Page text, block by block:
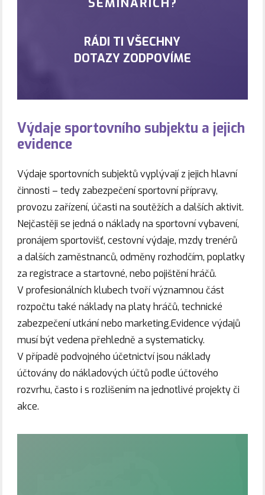
SEMINÁŘÍCH?
RÁDI TI VŠECHNY
DOTAZY ZODPOVÍME
Výdaje sportovního subjektu a jejich
evidence
Výdaje sportovních subjektů vyplývají z jejich hlavní
činnosti – tedy zabezpečení sportovní přípravy,
provozu zařízení, účasti na soutěžích a dalších aktivit.
Nejčastěji se jedná o náklady na sportovní vybavení,
pronájem sportovišť, cestovní výdaje, mzdy trenérů
a dalších zaměstnanců, odměny rozhodčím, poplatky
za registrace a startovné, nebo pojištění hráčů.
V profesionálních klubech tvoří významnou část
rozpočtu také náklady na platy hráčů, technické
zabezpečení utkání nebo marketing.Evidence výdajů
musí být vedena přehledně a systematicky.
V případě podvojného účetnictví jsou náklady
účtovány do nákladových účtů podle účtového
rozvrhu, často i s rozlišením na jednotlivé projekty či
akce.